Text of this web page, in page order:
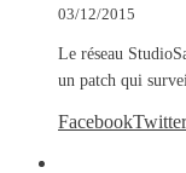
03/12/2015
Le réseau
un patch qui
FacebookTwitter